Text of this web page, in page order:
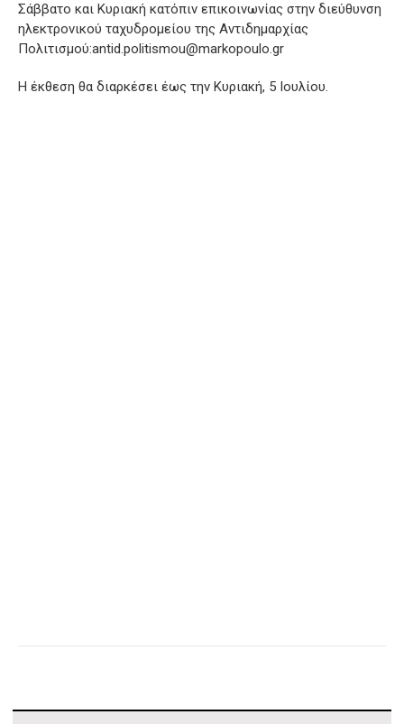
Σάββατο και Κυριακή κατόπιν επικοινωνίας στην διεύθυνση
ηλεκτρονικού ταχυδρομείου της Αντιδημαρχίας
Πολιτισμού:antid.politismou@markopoulo.gr
Η έκθεση θα διαρκέσει έως την Κυριακή, 5 Ιουλίου.